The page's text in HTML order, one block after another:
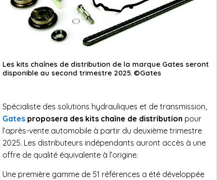
Les kits chaînes de distribution de la marque Gates seront
disponible au second trimestre 2025. ©Gates
Spécialiste des solutions hydrauliques et de transmission,
Gates proposera des kits chaîne de distribution pour
l’après-vente automobile à partir du deuxième trimestre
2025. Les distributeurs indépendants auront accès à une
offre de qualité équivalente à l’origine.
Une première gamme de 51 références a été développée